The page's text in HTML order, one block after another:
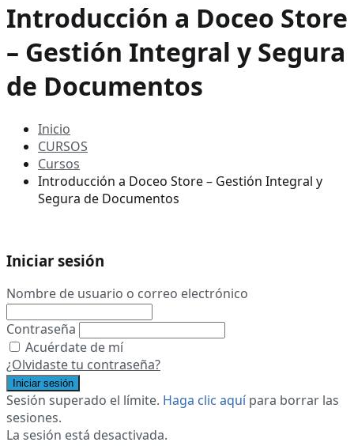
Introducción a Doceo Store
– Gestión Integral y Segura
de Documentos
Inicio
CURSOS
Cursos
Introducción a Doceo Store – Gestión Integral y
Segura de Documentos
Iniciar sesión
Nombre de usuario o correo electrónico
Contraseña
Acuérdate de mí
¿Olvidaste tu contraseña?
Iniciar sesión
Sesión superado el límite. Haga clic aquípara borrar las
sesiones.
La sesión está desactivada.